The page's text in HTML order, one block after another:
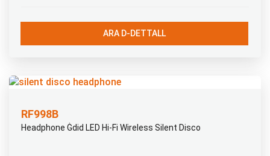
ARA D-DETTALL
RF998B
Headphone Ġdid LED Hi-Fi Wireless Silent Disco